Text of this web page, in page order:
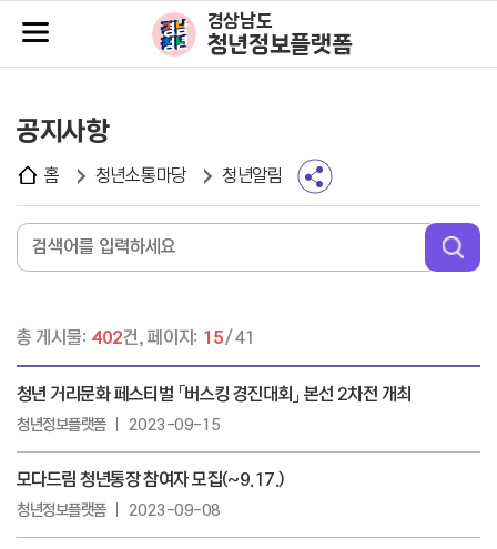
주메뉴바로가기
본문바로가기
경상남도
청년정보플랫폼
공지사항
홈 청년소통마당 청년알림
총 게시물: 402건, 페이지: 15/41
청년 거리문화 페스티벌 「버스킹 경진대회」 본선 2차전 개최
청년정보플랫폼 2023-09-15
모다드림 청년통장 참여자 모집(~9.17.)
청년정보플랫폼 2023-09-08